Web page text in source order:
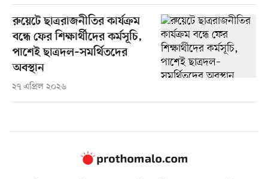
রুয়েটে ছাত্ররাজনীতির কার্যক্রম
বন্ধে ফের শিক্ষার্থীদের কর্মসূচি,
পাশেই ছাত্রদল–সমর্থিতদের
অবস্থান
২৭ এপ্রিল ২০২৬